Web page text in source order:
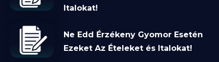
Italokat!
Ne Edd Érzékeny Gyomor Esetén
Ezeket Az Ételeket és Italokat!